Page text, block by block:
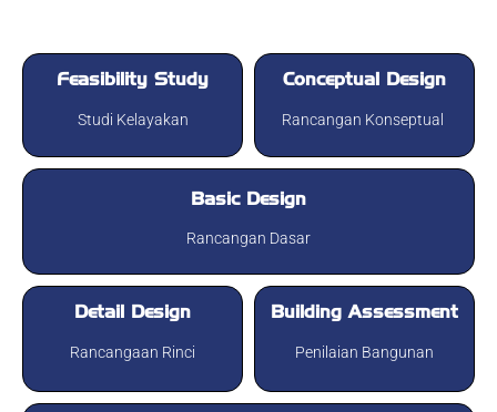
Feasibility Study
Studi Kelayakan
Conceptual Design
Rancangan Konseptual
Basic Design
Rancangan Dasar
Detail Design​
Rancangaan Rinci
Building Assessment​
Penilaian Bangunan